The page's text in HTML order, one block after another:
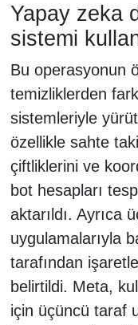
Yapay zeka
sistemi
Bu operasyonun
temizliklerden
sistemleriyle
özellikle sahte
çiftliklerini ve
bot hesapları
aktarıldı. Ayrıca
uygulamalarıyla
tarafından
belirtildi. Meta,
için üçüncü taraf